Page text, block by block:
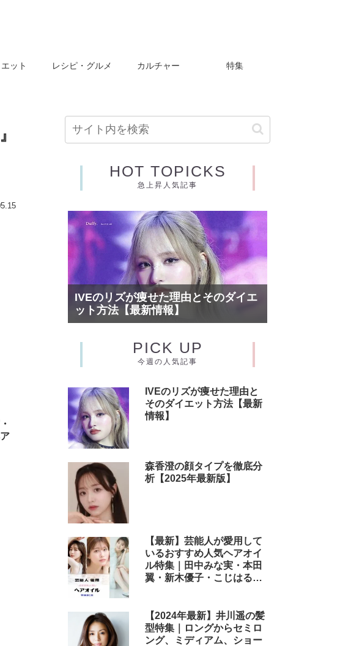
ット レシピ・グルメ カルチャー 特集
HOT TOPICKS
急上昇人気記事
IVEのリズが痩せた理由とそのダイエ
ット方法【最新情報】
PICK UP
今週の人気記事
IVEのリズが痩せた理由と
そのダイエット方法【最新
情報】
森香澄の顔タイプを徹底分
析【2025年最新版】
【最新】芸能人が愛用して
いるおすすめ人気ヘアオイ
ル特集｜田中みな実・本田
翼・新木優子・こじはる・
テムまとめ
【2024年最新】井川遥の髪
型特集｜ロングからセミロ
ング、ミディアム、ショー